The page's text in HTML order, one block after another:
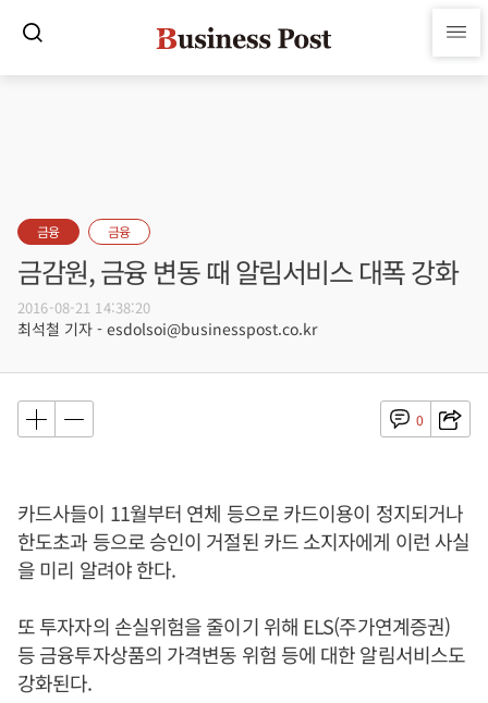
금융 금융
금감원, 금융 변동 때 알림서비스 대폭 강화
2016-08-21 14:38:20
최석철 기자 - esdolsoi@businesspost.co.kr
0
카드사들이 11월부터 연체 등으로 카드이용이 정지되거나
한도초과 등으로 승인이 거절된 카드 소지자에게 이런 사실
을 미리 알려야 한다.
또 투자자의 손실위험을 줄이기 위해 ELS(주가연계증권)
등 금융투자상품의 가격변동 위험 등에 대한 알림서비스도
강화된다.